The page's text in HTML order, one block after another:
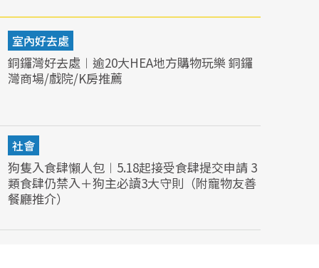
室內好去處
銅鑼灣好去處︱逾20大HEA地方購物玩樂 銅鑼
灣商場/戲院/K房推薦
社會
狗隻入食肆懶人包︱5.18起接受食肆提交申請 3
類食肆仍禁入＋狗主必讀3大守則（附寵物友善
餐廳推介）